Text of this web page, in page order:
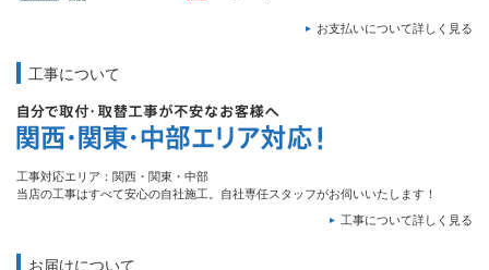
お支払いについて詳しく見る
工事について
工事対応エリア：関西・関東・中部
当店の工事はすべて安心の自社施工。自社専任スタッフがお伺いいたします！
工事について詳しく見る
お届けについて